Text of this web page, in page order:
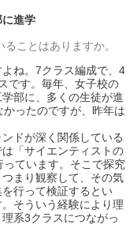
進学
ことはありますか。
ね。7クラス編成で、4
です。毎年、女子校の
部に、多くの生徒が進
ったのですが、昨年は
ドが深く関係している
「サイエンティストの
ています。そこで探究
まり観察して、その気
行って検証するとい
そういう経験により理
系3クラスにつながっ